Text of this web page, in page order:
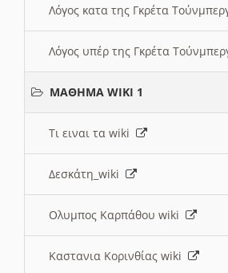
Λόγος κατα της Γκρέτα
Λόγος υπέρ της Γκρέτα
ΜΑΘΗΜΑ WIKI 1
Τι ειναι τα wiki
Δεσκάτη_wiki
Ολυμπος Καρπάθου wiki
Καστανια Κορινθίας wiki